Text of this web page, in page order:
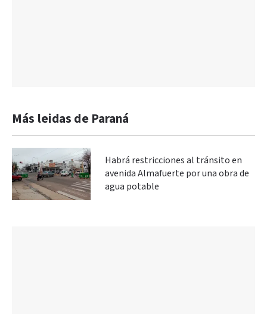
Más leidas de Paraná
Habrá restricciones al tránsito en
avenida Almafuerte por una obra de
agua potable